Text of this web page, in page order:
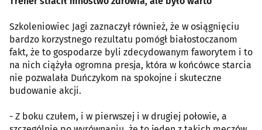
Szkoleniowiec Jagi zaznaczył również, że w osiągnięciu
bardzo korzystnego rezultatu pomógł białostoczanom
fakt, że to gospodarze byli zdecydowanym faworytem i to
na nich ciążyła ogromna presja, która w końcówce starcia
nie pozwalała Duńczykom na spokojne i skuteczne
budowanie akcji.
- Z boku czułem, i w pierwszej i w drugiej połowie, a